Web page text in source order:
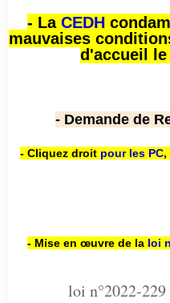
- La CEDH
mauvaises
d'accueil le
- Demande de
- Cliquez droit pour les PC,
- Mise en œuvre de la loi n
loi n°2022-